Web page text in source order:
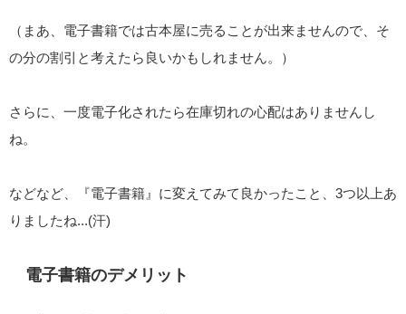
（まあ、電子書籍では古本屋に売ることが出来ませんので、そ
の分の割引と考えたら良いかもしれません。）
さらに、一度電子化されたら在庫切れの心配はありませんし
ね。
などなど、『電子書籍』に変えてみて良かったこと、3つ以上あ
りましたね...(汗)
電子書籍のデメリット